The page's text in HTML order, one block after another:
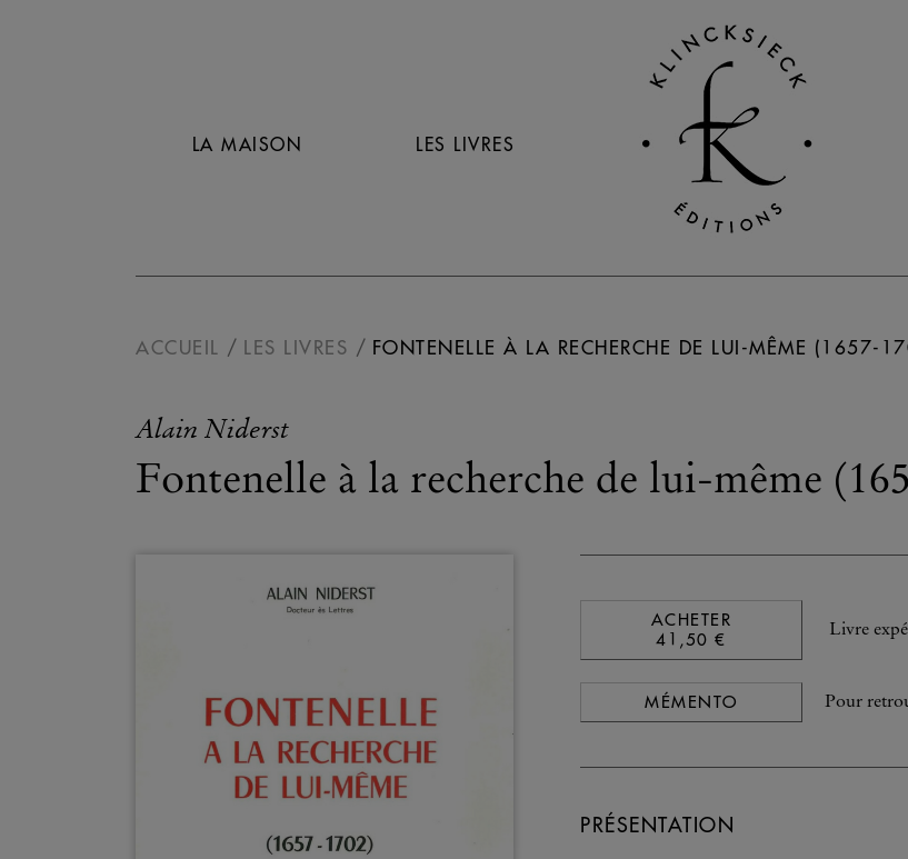
LA MAISON LES LIVRES
ACCUEIL LES LIVRES FONTENELLE À LA RECHERCHE DE LUI-MÊME (1657-
Alain Niderst
Fontenelle à la recherche de lui-même
ACHETER
41,50 €
Livre
MÉMENTO Pour
PRÉSENTATION